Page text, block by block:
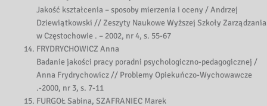
Jakość kształcenia – sposoby mierzenia i oceny / Andrzej
Dziewiątkowski // Zeszyty Naukowe Wyższej Szkoły Zarządzania
w Częstochowie . – 2002, nr 4, s. 55-67
FRYDRYCHOWICZ Anna
Badanie jakości pracy poradni psychologiczno-pedagogicznej /
Anna Frydrychowicz // Problemy Opiekuńczo-Wychowawcze
.-2000, nr 3, s. 7-11
FURGOŁ Sabina, SZAFRANIEC Marek